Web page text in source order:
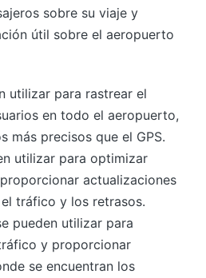
sobre su viaje y
útil sobre el aeropuerto
utilizar para rastrear el
en todo el aeropuerto,
más precisos que el GPS.
utilizar para optimizar
actualizaciones
tráfico y los retrasos.
pueden utilizar para
y proporcionar
se encuentran los